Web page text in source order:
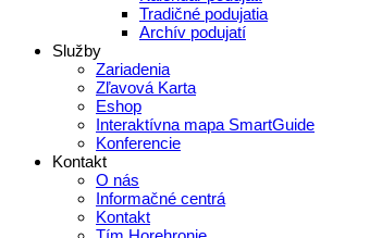
Tradičné podujatia
Archív podujatí
Služby
Zariadenia
Zľavová Karta
Eshop
Interaktívna mapa SmartGuide
Konferencie
Kontakt
O nás
Informačné centrá
Kontakt